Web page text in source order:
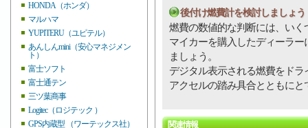
HONDA（ホンダ）
マルハマ
YUPITERU（ユピテル）
あんしんmini（安心マネジメン
ト）
富士ソフト
富士通テン
三ツ葉商事
Logitec（ロジテック ）
GPS内蔵型 （ワーテックス社）
後付け燃費計を検討しましょう
燃費の数値的な判断には、いく
マイカーを購入したディーラ
ましょう。
デジタル表示される燃費をド
アクセルの踏み具合とともに
関連情報